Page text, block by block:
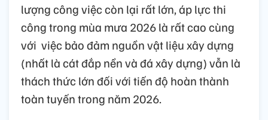
lượng công việc còn lại rất lớn, áp lực thi
công trong mùa mưa 2026 là rất cao cùng
với việc bảo đảm nguồn vật liệu xây dựng
(nhất là cát đắp nền và đá xây dựng) vẫn là
thách thức lớn đối với tiến độ hoàn thành
toàn tuyến trong năm 2026.